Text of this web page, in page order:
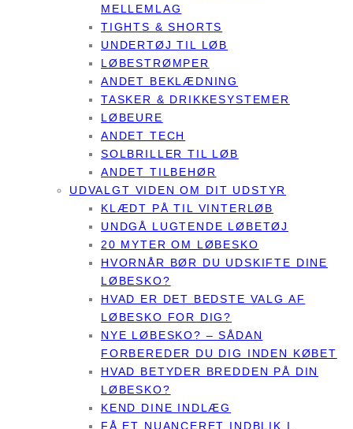
MELLEMLAG
TIGHTS & SHORTS
UNDERTØJ TIL LØB
LØBESTRØMPER
ANDET BEKLÆDNING
TASKER & DRIKKESYSTEMER
LØBEURE
ANDET TECH
SOLBRILLER TIL LØB
ANDET TILBEHØR
UDVALGT VIDEN OM DIT UDSTYR
KLÆDT PÅ TIL VINTERLØB
UNDGÅ LUGTENDE LØBETØJ
20 MYTER OM LØBESKO
HVORNÅR BØR DU UDSKIFTE DINE
LØBESKO?
HVAD ER DET BEDSTE VALG AF
LØBESKO FOR DIG?
NYE LØBESKO? – SÅDAN
FORBEREDER DU DIG INDEN KØBET
HVAD BETYDER BREDDEN PÅ DIN
LØBESKO?
KEND DINE INDLÆG
FÅ ET NUANCERET INDBLIK I